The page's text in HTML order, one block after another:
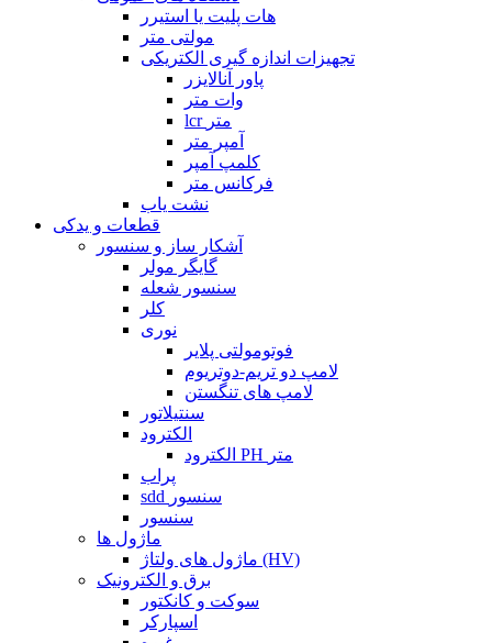
هات پلیت یا استیرر
مولتی متر
تجهیزات اندازه گیری الکتریکی
پاور آنالایزر
وات متر
lcr متر
آمپر متر
کلمپ آمپر
فرکانس متر
نشت یاب
قطعات و یدکی
آشکار ساز و سنسور
گایگر مولر
سنسور شعله
کلر
نوری
فوتومولتی پلایر
لامپ دو تریم-دوتریوم
لامپ های تنگستن
سنتیلاتور
الکترود
الکترود PH متر
پراب
sdd سنسور
سنسور
ماژول ها
ماژول های ولتاژ (HV)
برق و الکترونیک
سوکت و کانکتور
اسپارکر